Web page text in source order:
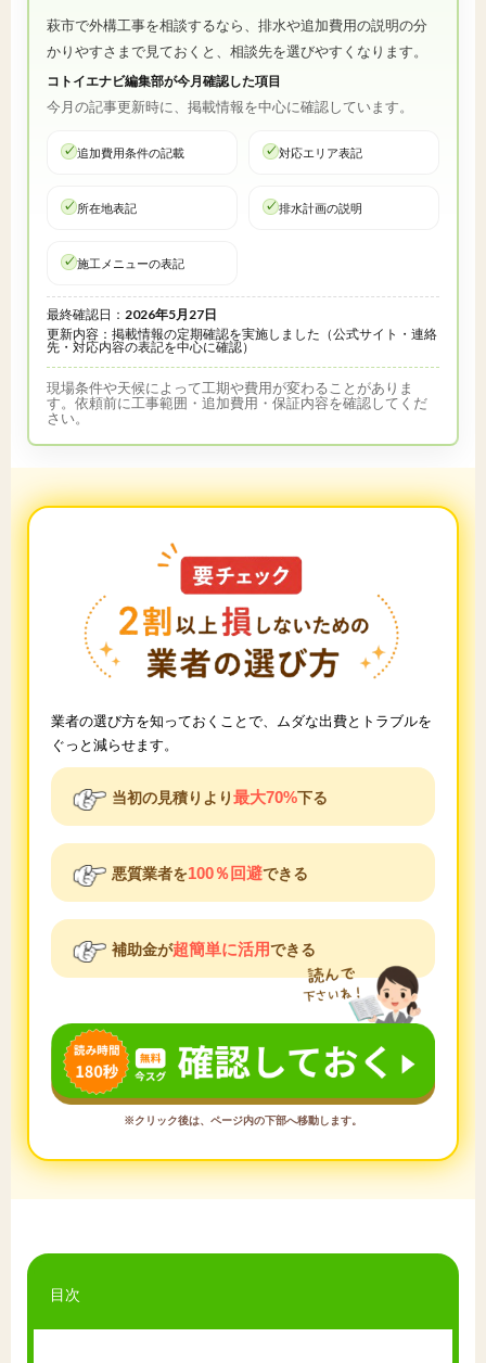
萩市で外構工事を相談するなら、排水や追加費用の説明の分
かりやすさまで見ておくと、相談先を選びやすくなります。
コトイエナビ編集部が今月確認した項目
今月の記事更新時に、掲載情報を中心に確認しています。
追加費用条件の記載 対応エリア表記
所在地表記 排水計画の説明
施工メニューの表記
最終確認日： 2026年5月27日
更新内容：掲載情報の定期確認を実施しました（公式サイト・連絡
先・対応内容の表記を中心に確認）
現場条件や天候によって工期や費用が変わることがありま
す。依頼前に工事範囲・追加費用・保証内容を確認してくだ
さい。
業者の選び方を知っておくことで、ムダな出費とトラブルを
ぐっと減らせます。
当初の見積りより最大70%下る
悪質業者を100％回避できる
補助金が超簡単に活用できる
※クリック後は、ページ内の下部へ移動します。
目次